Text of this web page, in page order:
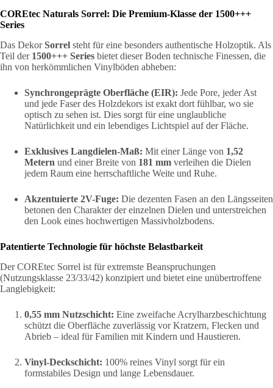
COREtec Naturals Sorrel: Die Premium-Klasse der 1500+++
Series
Das DekorSorrel steht für eine besonders authentische Holzoptik. Als
Teil der 1500+++ Series bietet dieser Boden technische Finessen, die
ihn von herkömmlichen Vinylböden abheben:
Synchrongeprägte Oberfläche (EIR): Jede Pore, jeder Ast
und jede Faser des Holzdekors ist exakt dort fühlbar, wo sie
optisch zu sehen ist. Dies sorgt für eine unglaubliche
Natürlichkeit und ein lebendiges Lichtspiel auf der Fläche.
Exklusives Langdielen-Maß: Mit einer Länge von 1,52
Metern und einer Breite von 181 mm verleihen die Dielen
jedem Raum eine herrschaftliche Weite und Ruhe.
Akzentuierte 2V-Fuge: Die dezenten Fasen an den Längsseiten
betonen den Charakter der einzelnen Dielen und unterstreichen
den Look eines hochwertigen Massivholzbodens.
Patentierte Technologie für höchste Belastbarkeit
Der COREtec Sorrel ist für extremste Beanspruchungen
(Nutzungsklasse 23/33/42) konzipiert und bietet eine unübertroffene
Langlebigkeit:
0,55 mm Nutzschicht: Eine zweifache Acrylharzbeschichtung
schützt die Oberfläche zuverlässig vor Kratzern, Flecken und
Abrieb – ideal für Familien mit Kindern und Haustieren.
Vinyl-Deckschicht: 100% reines Vinyl sorgt für ein
formstabiles Design und lange Lebensdauer.